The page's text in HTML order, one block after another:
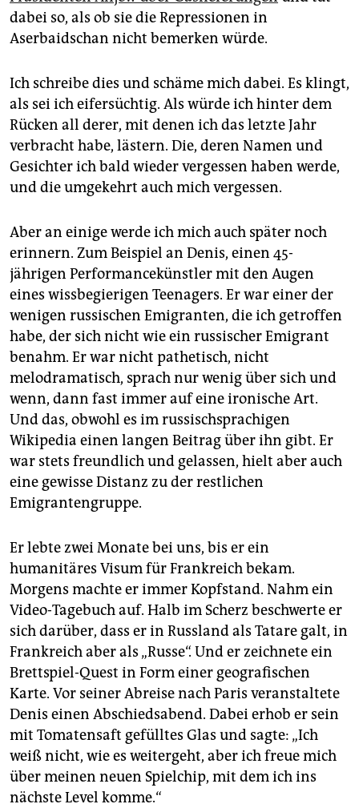
dabei so, als ob sie die Repressionen in
Aserbaidschan nicht bemerken würde.
Ich schreibe dies und schäme mich dabei. Es klingt,
als sei ich eifersüchtig. Als würde ich hinter dem
Rücken all derer, mit denen ich das letzte Jahr
verbracht habe, lästern. Die, deren Namen und
Gesichter ich bald wieder vergessen haben werde,
und die umgekehrt auch mich vergessen.
Aber an einige werde ich mich auch später noch
erinnern. Zum Beispiel an Denis, einen 45-
jährigen Performancekünstler mit den Augen
eines wissbegierigen Teenagers. Er war einer der
wenigen russischen Emigranten, die ich getroffen
habe, der sich nicht wie ein russischer Emigrant
benahm. Er war nicht pathetisch, nicht
melodramatisch, sprach nur wenig über sich und
wenn, dann fast immer auf eine ironische Art.
Und das, obwohl es im russischsprachigen
Wikipedia einen langen Beitrag über ihn gibt. Er
war stets freundlich und gelassen, hielt aber auch
eine gewisse Distanz zu der restlichen
Emigrantengruppe.
Er lebte zwei Monate bei uns, bis er ein
humanitäres Visum für Frankreich bekam.
Morgens machte er immer Kopfstand. Nahm ein
Video-Tagebuch auf. Halb im Scherz beschwerte er
sich darüber, dass er in Russland als Tatare galt, in
Frankreich aber als „Russe“. Und er zeichnete ein
Brettspiel-Quest in Form einer geografischen
Karte. Vor seiner Abreise nach Paris veranstaltete
Denis einen Abschiedsabend. Dabei erhob er sein
mit Tomatensaft gefülltes Glas und sagte: „Ich
weiß nicht, wie es weitergeht, aber ich freue mich
über meinen neuen Spielchip, mit dem ich ins
nächste Level komme.“